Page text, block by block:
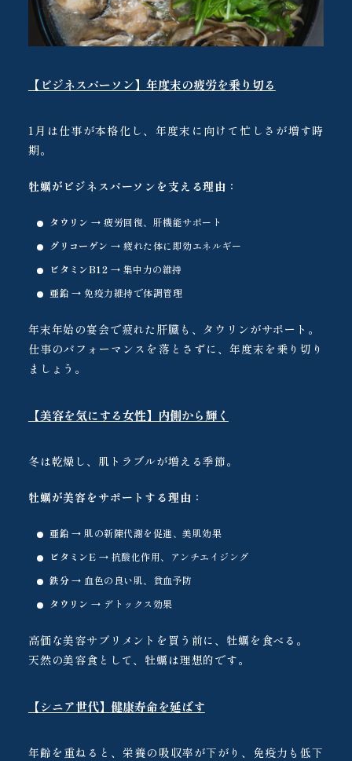
【ビジネスパーソン】年度末の疲労を乗り切る
1月は仕事が本格化し、年度末に向けて忙しさが増す時
期。
牡蠣がビジネスパーソンを支える理由：
タウリン → 疲労回復、肝機能サポート
グリコーゲン → 疲れた体に即効エネルギー
ビタミンB12 → 集中力の維持
亜鉛 → 免疫力維持で体調管理
年末年始の宴会で疲れた肝臓も、タウリンがサポート。
仕事のパフォーマンスを落とさずに、年度末を乗り切り
ましょう。
【美容を気にする女性】内側から輝く
冬は乾燥し、肌トラブルが増える季節。
牡蠣が美容をサポートする理由：
亜鉛 → 肌の新陳代謝を促進、美肌効果
ビタミンE → 抗酸化作用、アンチエイジング
鉄分→ 血色の良い肌、貧血予防
タウリン → デトックス効果
高価な美容サプリメントを買う前に、牡蠣を食べる。
天然の美容食として、牡蠣は理想的です。
【シニア世代】健康寿命を延ばす
年齢を重ねると、栄養の吸収率が下がり、免疫力も低下